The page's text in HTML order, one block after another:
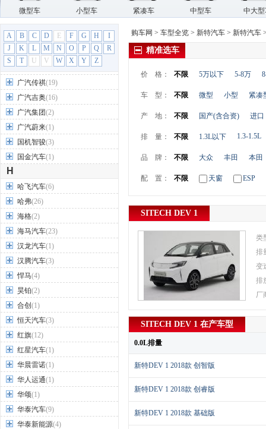
微型车 小型车 紧凑车 中型车 中大
A B C D E F G H
I
J
K L M N O P Q
R
S
T U V W X Y Z
福特(31)
G
GMC(4)
观致(3)
广汽传祺(19)
广汽吉奥(16)
广汽集团(2)
广汽蔚来(1)
国机智骏(3)
国金汽车(1)
H
哈飞汽车(6)
哈弗(26)
海格(2)
海马汽车(23)
汉龙汽车(1)
汉腾汽车(3)
悍马(4)
昊铂(2)
合创 (1)
恒天汽车(3)
红旗(12)
红星汽车(1)
华晨雷诺(1)
华人运通(1)
华颂(1)
华泰汽车(9)
华泰新能源(4)
购车网 > 车型全览 > 新特汽车 > 新特汽车
精准选车
价 格： 不限 5万以下 5-8万
车 型： 不限 微型 小型 紧凑
产 地： 不限 国产(含合资) 进口
排 量： 不限 1.3L以下 1.3-1.5L
品 牌： 不限 大众 丰田 本田
配 置： 不限 天窗 ESP
SITECH DEV 1
类
排
变
排
厂
SITECH DEV 1 在产车型
0.0L排量
新特DEV 1 2018款 创智版
新特DEV 1 2018款 创睿版
新特DEV 1 2018款 基础版